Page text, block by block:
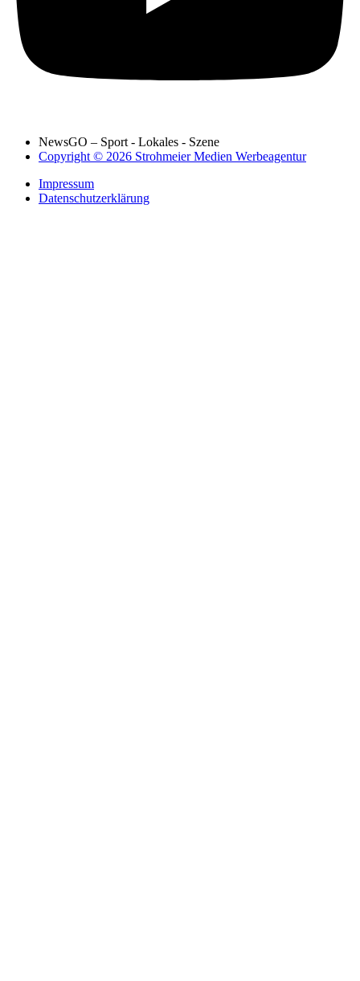
NewsGO – Sport - Lokales - Szene
Copyright © 2026 Strohmeier Medien Werbeagentur
Impressum
Datenschutzerklärung